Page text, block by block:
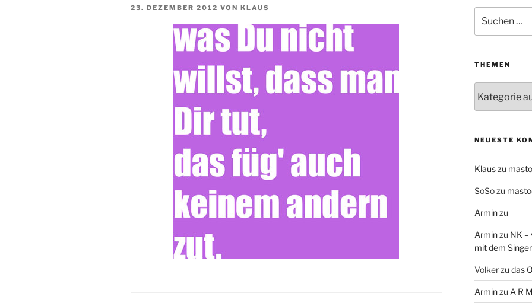
VERÖFFENTLICHT
23. DEZEMBER 2012 VON KLAUS
nach:
THEMEN
NEUESTE
Klauszu
SoSozu
Arminzu
Arminzu NK –
mit dem
Volkerzu das
Arminzu A R